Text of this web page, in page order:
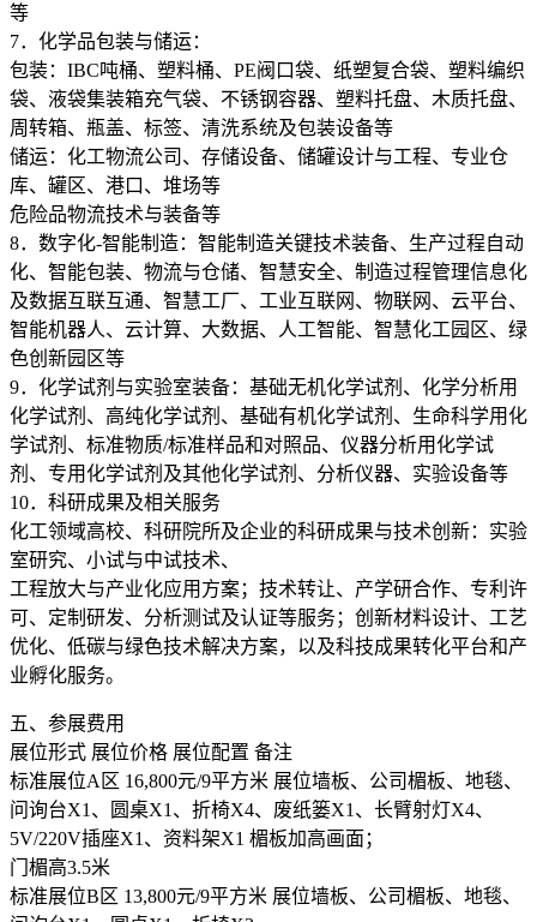
等
7．化学品包装与储运：
包装：IBC吨桶、塑料桶、PE阀口袋、纸塑复合袋、塑料编织
袋、液袋集装箱充气袋、不锈钢容器、塑料托盘、木质托盘、
周转箱、瓶盖、标签、清洗系统及包装设备等
储运：化工物流公司、存储设备、储罐设计与工程、专业仓
库、罐区、港口、堆场等
危险品物流技术与装备等
8．数字化-智能制造：智能制造关键技术装备、生产过程自动
化、智能包装、物流与仓储、智慧安全、制造过程管理信息化
及数据互联互通、智慧工厂、工业互联网、物联网、云平台、
智能机器人、云计算、大数据、人工智能、智慧化工园区、绿
色创新园区等
9．化学试剂与实验室装备：基础无机化学试剂、化学分析用
化学试剂、高纯化学试剂、基础有机化学试剂、生命科学用化
学试剂、标准物质/标准样品和对照品、仪器分析用化学试
剂、专用化学试剂及其他化学试剂、分析仪器、实验设备等
10．科研成果及相关服务
化工领域高校、科研院所及企业的科研成果与技术创新：实验
室研究、小试与中试技术、
工程放大与产业化应用方案；技术转让、产学研合作、专利许
可、定制研发、分析测试及认证等服务；创新材料设计、工艺
优化、低碳与绿色技术解决方案，以及科技成果转化平台和产
业孵化服务。
五、参展费用
展位形式 展位价格 展位配置 备注
标准展位A区 16,800元/9平方米 展位墙板、公司楣板、地毯、
问询台X1、圆桌X1、折椅X4、废纸篓X1、长臂射灯X4、
5V/220V插座X1、资料架X1 楣板加高画面；
门楣高3.5米
标准展位B区 13,800元/9平方米 展位墙板、公司楣板、地毯、